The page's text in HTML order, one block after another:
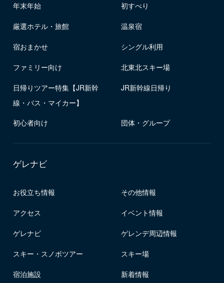
年末年始 初すべり
厳選ホテル・旅館 温泉宿
宿おまかせ シングル利用
ファミリー向け 北東北スキー場
日帰りツアー特集【JR新幹
線・バス・マイカー】
JR新幹線日帰り
初心者向け 団体・グループ
ゲレナビ
お役立ち情報 その他情報
アクセス イベント情報
ゲレナビ ゲレンデ周辺情報
スキー・スノボツアー スキー場
宿泊施設 新着情報